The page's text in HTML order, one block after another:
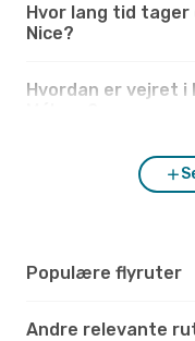
Hvor lang tid
Nice?
Hvordan er vejret i
Populære flyruter
Andre relevante